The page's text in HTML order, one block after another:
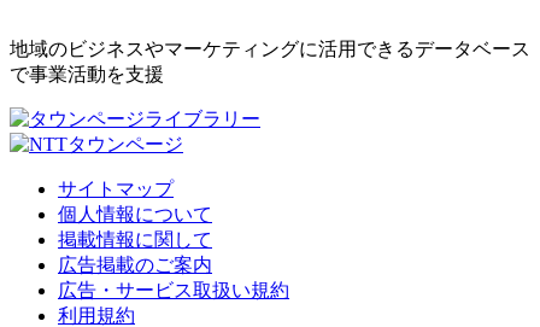
地域のビジネスやマーケティングに活用できるデータベース
で事業活動を支援
サイトマップ
個人情報について
掲載情報に関して
広告掲載のご案内
広告・サービス取扱い規約
利用規約